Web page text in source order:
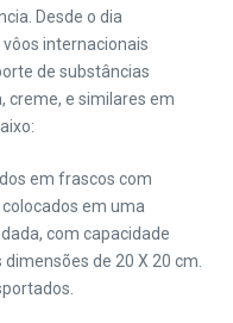
Desde o dia
internacionais
de substâncias
creme, e similares em
em frascos com
em uma
com capacidade
de 20 X 20 cm.